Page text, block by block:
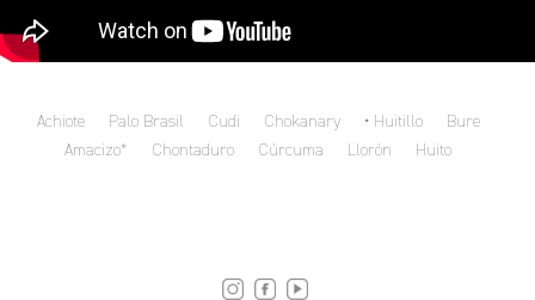
Achiote Palo Brasil Cudi Chokanary Huitillo
Bure
Amacizo*
Chontaduro Cúrcuma Llorón Huito